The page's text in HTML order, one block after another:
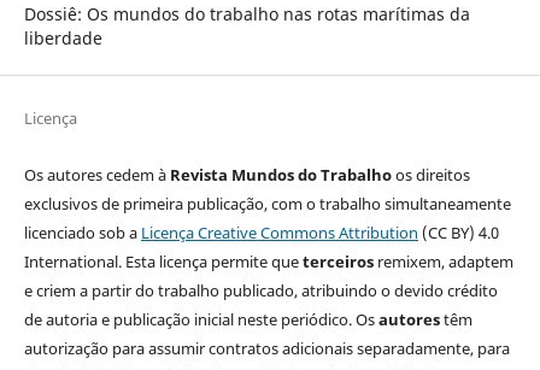
Dossiê: Os mundos do trabalho nas rotas marítimas da
liberdade
Licença
Os autores cedem à Revista Mundos do Trabalhoos direitos
exclusivos de primeira publicação, com o trabalho simultaneamente
licenciado sob a Licença Creative Commons Attribution (CC BY) 4.0
International. Esta licença permite queterceirosremixem, adaptem
e criem a partir do trabalho publicado, atribuindo o devido crédito
de autoria e publicação inicial neste periódico. Osautorestêm
autorização para assumir contratos adicionais separadamente, para